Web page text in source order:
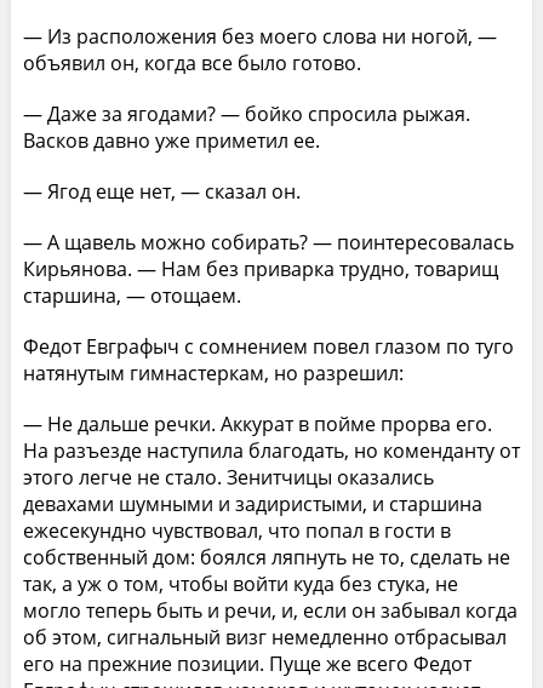
— Из расположения без моего слова ни ногой, —
объявил он, когда все было готово.
— Даже за ягодами? — бойко спросила рыжая.
Васков давно уже приметил ее.
— Ягод еще нет, — сказал он.
— А щавель можно собирать? — поинтересовалась
Кирьянова. — Нам без приварка трудно, товарищ
старшина, — отощаем.
Федот Евграфыч с сомнением повел глазом по туго
натянутым гимнастеркам, но разрешил:
— Не дальше речки. Аккурат в пойме прорва его.
На разъезде наступила благодать, но коменданту от
этого легче не стало. Зенитчицы оказались
девахами шумными и задиристыми, и старшина
ежесекундно чувствовал, что попал в гости в
собственный дом: боялся ляпнуть не то, сделать не
так, а уж о том, чтобы войти куда без стука, не
могло теперь быть и речи, и, если он забывал когда
об этом, сигнальный визг немедленно отбрасывал
его на прежние позиции. Пуще же всего Федот